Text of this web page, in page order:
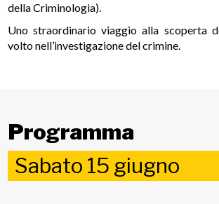
della Criminologia).
Uno straordinario viaggio alla scoperta
volto nell’investigazione del crimine.
Programma
Sabato 15 giugno